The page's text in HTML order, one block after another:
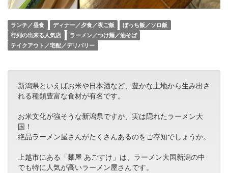
ランチ／昼食 ディナー／夕食／夜ご飯
ぼっち飯／ソロ飯
行列の出来る人気店
ラーメン／つけ麺／油そば
テイクアウト／宅配／デリバリー
新潟県といえばお米や日本酒など、豊かな土地から生み出さ
れる種類豊富な食材が有名です。
お米文化が強そうな新潟県ですが、実は隠れたラーメン大
国！
絶品ラーメン屋さんがたくさんあるのをご存知でしょうか。
上越市にある「麺屋 あごすけ」は、ラーメン大国新潟の中
でも特に人気が高いラーメン屋さんです。